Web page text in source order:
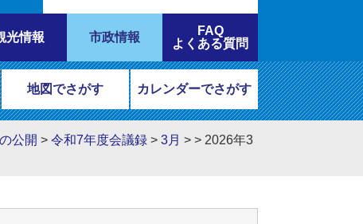
光情報 市政情報
FAQ
よくある質問
地図でさがす カレンダーでさがす
公開 > 令和7年度会議録 > 3月 > > 2026年3